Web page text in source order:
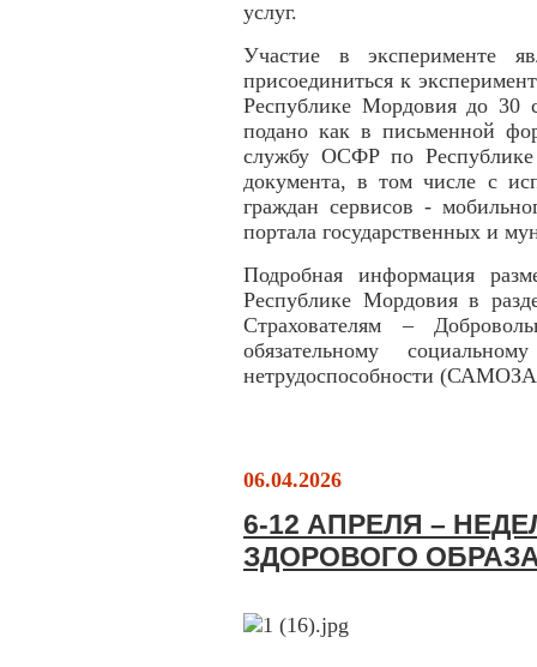
услуг.
Участие в эксперименте
присоединиться к
Республике Мордовия до 30
подано как в письменной
службу ОСФР по
документа, в том числе с
граждан сервисов -
портала государственных и
Подробная информация
Республике Мордовия в
Страхователям –
обязательному
нетрудоспособности
06.04.2026
6-12 АПРЕЛЯ –
ЗДОРОВОГО